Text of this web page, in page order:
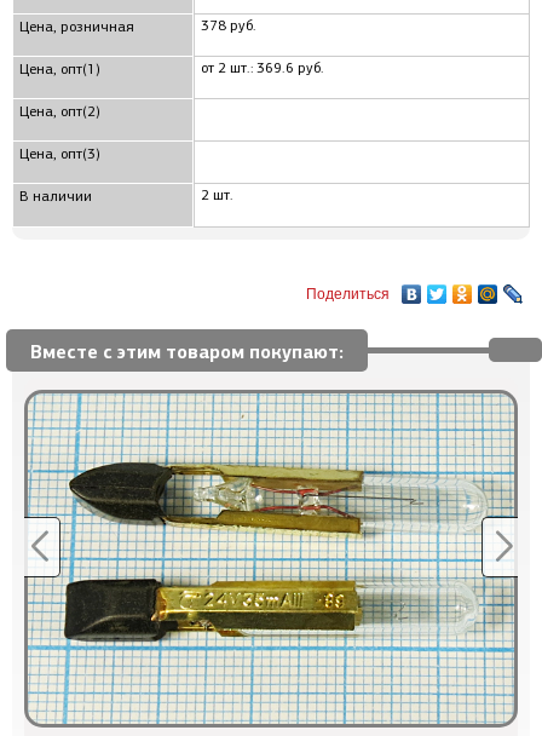
Цена, розничная
Цена, опт(1)
Цена, опт(2)
Цена, опт(3)
В наличии
378 руб.
от 2 шт.: 369.6 руб.
2 шт.
Поделиться
Вместе с этим товаром покупают: